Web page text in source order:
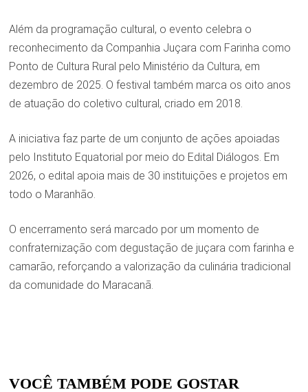
Além da programação cultural, o evento celebra o
reconhecimento da Companhia Juçara com Farinha como
Ponto de Cultura Rural pelo Ministério da Cultura, em
dezembro de 2025. O festival também marca os oito anos
de atuação do coletivo cultural, criado em 2018.
A iniciativa faz parte de um conjunto de ações apoiadas
pelo Instituto Equatorial por meio do Edital Diálogos. Em
2026, o edital apoia mais de 30 instituições e projetos em
todo o Maranhão.
O encerramento será marcado por um momento de
confraternização com degustação de juçara com farinha e
camarão, reforçando a valorização da culinária tradicional
da comunidade do Maracanã.
VOCÊ TAMBÉM PODE GOSTAR